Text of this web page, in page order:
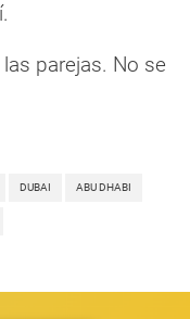
parejas. No se
DUBAI ABU DHABI